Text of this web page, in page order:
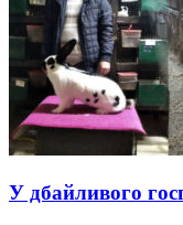
У дбайливого